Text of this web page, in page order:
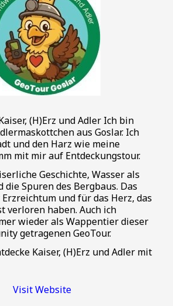
(H)Erz und Adler Ich bin
aus Goslar. Ich
und den Harz wie meine
mit mir auf Entdeckungstour.
Geschichte, Wasser als
die Spuren des Bergbaus. Das
und für das Herz, das
verloren haben. Auch ich
wieder als Wappentier dieser
getragenen GeoTour.
Kaiser, (H)Erz und Adler mit
Visit Website